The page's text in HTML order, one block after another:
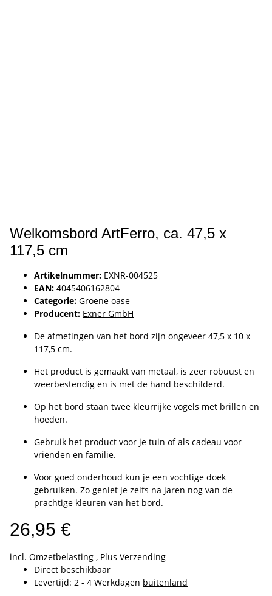
Welkomsbord ArtFerro, ca. 47,5 x
117,5 cm
Artikelnummer: EXNR-004525
EAN: 4045406162804
Categorie: Groene oase
Producent: Exner GmbH
De afmetingen van het bord zijn ongeveer 47,5 x 10 x
117,5 cm.
Het product is gemaakt van metaal, is zeer robuust en
weerbestendig en is met de hand beschilderd.
Op het bord staan twee kleurrijke vogels met brillen en
hoeden.
Gebruik het product voor je tuin of als cadeau voor
vrienden en familie.
Voor goed onderhoud kun je een vochtige doek
gebruiken. Zo geniet je zelfs na jaren nog van de
prachtige kleuren van het bord.
26,95 €
incl. Omzetbelasting , Plus Verzending
Direct beschikbaar
Levertijd: 2 - 4 Werkdagen buitenland